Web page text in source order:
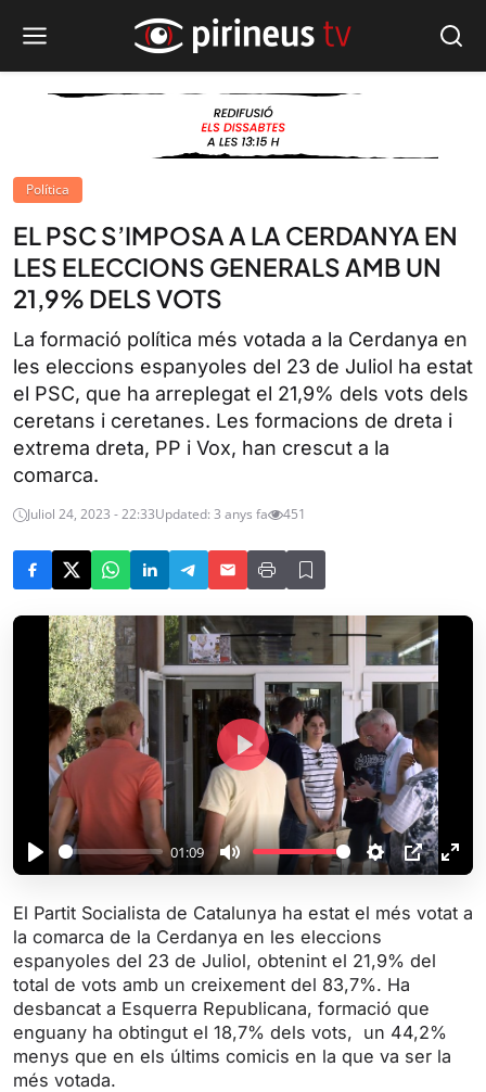
Política
EL PSC S’IMPOSA A LA CERDANYA EN
LES ELECCIONS GENERALS AMB UN
21,9% DELS VOTS
La formació política més votada a la Cerdanya en
les eleccions espanyoles del 23 de Juliol ha estat
el PSC, que ha arreplegat el 21,9% dels vots dels
ceretans i ceretanes. Les formacions de dreta i
extrema dreta, PP i Vox, han crescut a la
comarca.
Juliol 24, 2023 - 22:33Updated: 3 anys fa 451
P
l
a
y
01:09
M
u
t
e
S
t
t
n
g
s
P
E
P
a
y
El Partit Socialista de Catalunya ha estat el més votat a
la comarca de la Cerdanya en les eleccions
espanyoles del 23 de Juliol, obtenint el 21,9% del
total de vots amb un creixement del 83,7%. Ha
desbancat a Esquerra Republicana, formació que
enguany ha obtingut el 18,7% dels vots, un 44,2%
menys que en els últims comicis en la que va ser la
més votada.